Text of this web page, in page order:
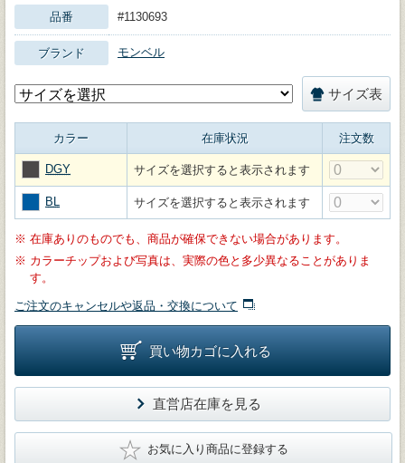
品番 #1130693
ブランド モンベル
サイズ表
カラー 在庫状況 注文数
DGY サイズを選択すると表示されます
BL サイズを選択すると表示されます
※ 在庫ありのものでも、商品が確保できない場合があります。
※ カラーチップおよび写真は、実際の色と多少異なることがありま
す。
ご注文のキャンセルや返品・交換について
買い物カゴに入れる
直営店在庫を見る
★ お気に入り商品に登録する